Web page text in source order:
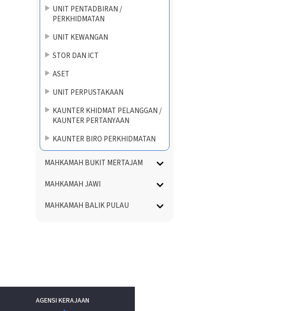
UNIT PENTADBIRAN /
PERKHIDMATAN
UNIT KEWANGAN
STOR DAN ICT
ASET
UNIT PERPUSTAKAAN
KAUNTER KHIDMAT PELANGGAN /
KAUNTER PERTANYAAN
KAUNTER BIRO PERKHIDMATAN
MAHKAMAH BUKIT MERTAJAM
MAHKAMAH JAWI
MAHKAMAH BALIK PULAU
AGENSI KERAJAAN